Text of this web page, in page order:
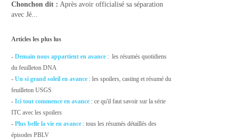
Chonchon dit : Après avoir officialisé sa séparation
avec Jé...
Articles les plus lus
-Demain nous appartient en avance : les résumés quotidiens
du feuilleton DNA
-Un si grand soleil en avance : les spoilers, casting et résumé du
feuilleton USGS
-Ici tout commence en avance : ce qu'il faut savoir sur la série
ITC avec les spoilers
- Plus belle la vie en avance : tous les résumés détaillés des
épisodes PBLV